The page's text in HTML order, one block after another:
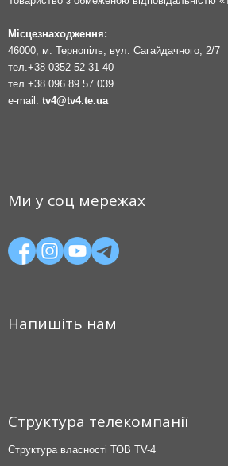
Місцезнаходження:
46000, м. Тернопіль, вул. Сагайдачного, 2/7
тел. +38 0352 52 31 40
тел. +38 096 89 57 039
e-mail: tv4@tv4.te.ua
Ми у соц мережах
Напишіть нам
Структура телекомпанії
Структура власності ТОВ TV-4